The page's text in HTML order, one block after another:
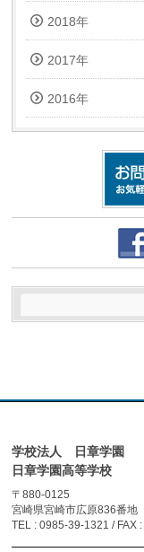
2018年
2017年
2016年
学校法人 日章学園
日章学園高等学校
〒880-0125
宮崎県宮崎市広原836番地
TEL : 0985-39-1321 / FAX